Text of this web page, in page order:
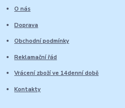
O nás
Doprava
Obchodní podmínky
Reklamační řád
Vrácení zboží ve 14denní době
Kontakty